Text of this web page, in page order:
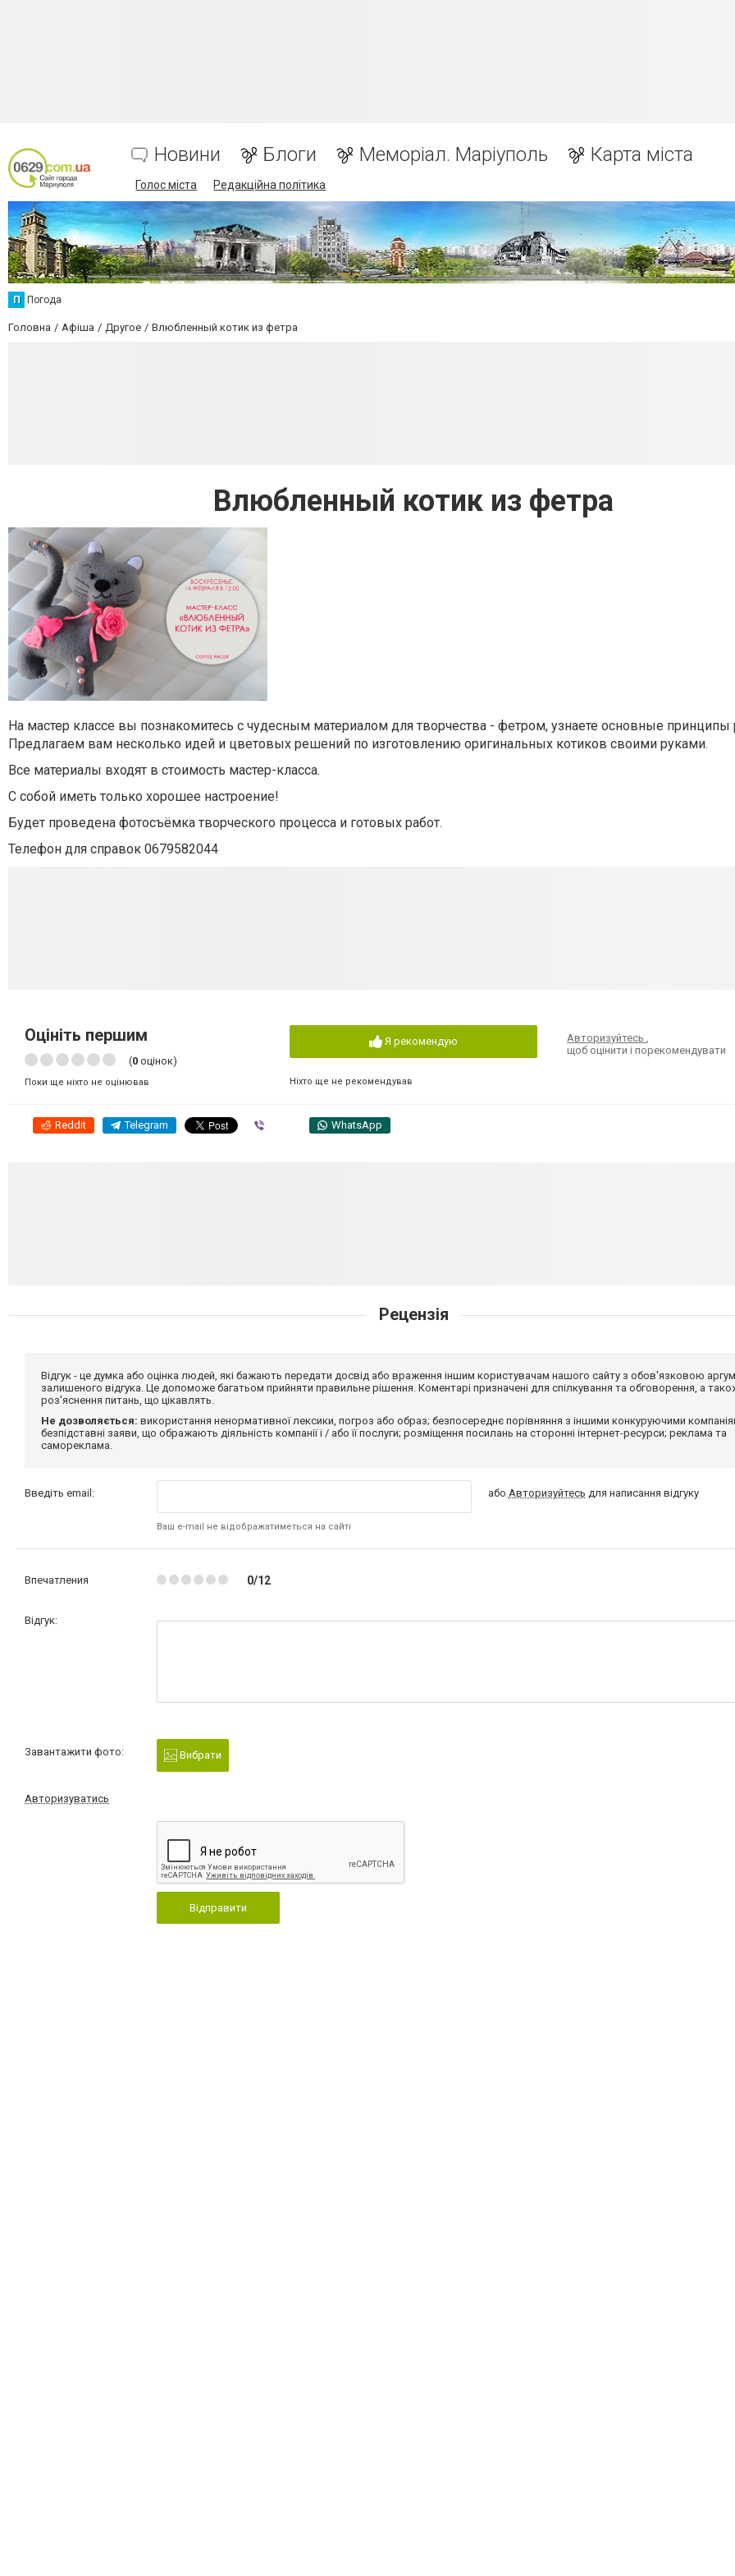
Новини Блоги Меморіал. Маріуполь Карта міста
Голос міста Редакційна політика
П Погода
Головна Афіша Другое Влюбленный котик из фетра
Влюбленный котик из фетра
На мастер классе вы познакомитесь с чудесным материалом для творчества - фетром, узнаете основные принципы
Предлагаем вам несколько идей и цветовых решений по изготовлению оригинальных котиков своими руками.
Все материалы входят в стоимость мастер-класса.
С собой иметь только хорошее настроение!
Будет проведена фотосъёмка творческого процесса и готовых работ.
Телефон для справок 0679582044
Оцініть першим
(0 оцінок)
Поки ще ніхто не оцінював
Я рекомендую
Ніхто ще не рекомендував
Авторизуйтесь
щоб оцінити і порекомендувати
Reddit Telegram WhatsApp
Рецензія
Відгук - це думка або оцінка людей, які бажають передати досвід або враження іншим користувачам нашого сайту з обов'язковою
залишеного відгука. Це допоможе багатьом прийняти правильне рішення. Коментарі призначені для спілкування та обговорення, а
роз'яснення питань, що цікавлять.
Не дозволяється: використання ненормативної лексики, погроз або образ; безпосереднє порівняння з іншими конкуруючими
безпідставні заяви, що ображають діяльність компанії і / або її послуги; розміщення посилань на сторонні інтернет-ресурси; реклама та
самореклама.
Введіть email:
Ваш e-mail не відображатиметься на сайті
або Авторизуйтесь для написання відгуку
Впечатления 0/12
Відгук:
Завантажити фото: Вибрати
Авторизуватись
Відправити